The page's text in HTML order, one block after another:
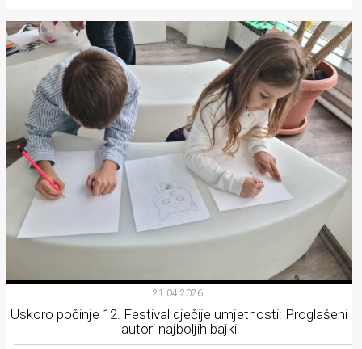
21.04.2026.
Uskoro počinje 12. Festival dječije umjetnosti: Proglašeni
autori najboljih bajki